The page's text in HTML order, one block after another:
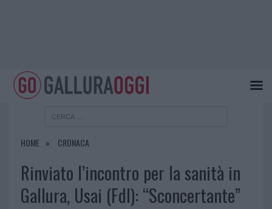
HOME CRONACA
Rinviato l’incontro per la sanità in
Gallura, Usai (FdI): “Sconcertante”